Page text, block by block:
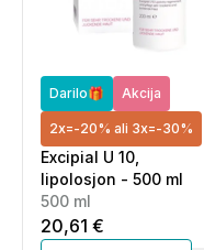
Darilo🎁 Akcija
2x=-20% ali 3x=-30%
Excipial U 10,
lipolosjon - 500 ml
500 ml
20,61 €